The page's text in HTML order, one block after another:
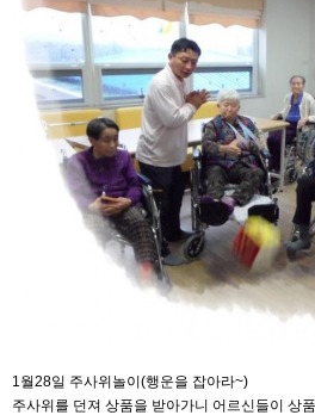
1월28일 주사위놀이(행운을 잡아라~)
주사위를 던져 상품을 받아가니 어르신들이 상